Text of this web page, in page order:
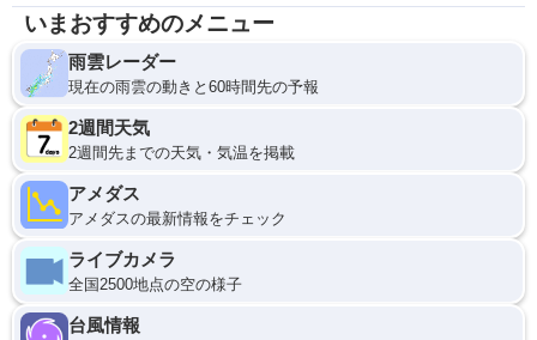
いまおすすめのメニュー
雨雲レーダー
現在の雨雲の動きと60時間先の予報
2週間天気
2週間先までの天気・気温を掲載
アメダス
アメダスの最新情報をチェック
ライブカメラ
全国2500地点の空の様子
台風情報